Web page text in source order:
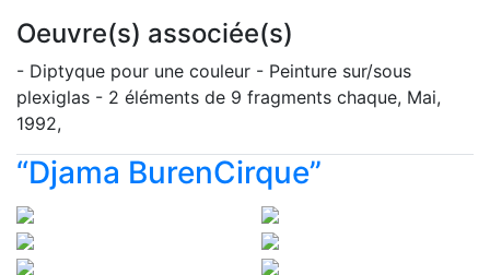
Oeuvre(s) associée(s)
- Diptyque pour une couleur - Peinture sur/sous
plexiglas - 2 éléments de 9 fragments chaque, Mai,
1992,
“Djama BurenCirque”